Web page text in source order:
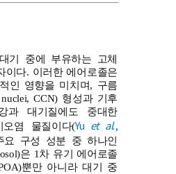
기 중에 부유하는 고체
이다. 이러한 에어로졸은
인 영향을 미치며, 구름
CCN) 형성과 기후
과 대기질에도 중대한
염 물질이다(Yu et al.,
구성 성분 중 하나인
은 1차 유기 에어로졸
뿐만 아니라 대기 중